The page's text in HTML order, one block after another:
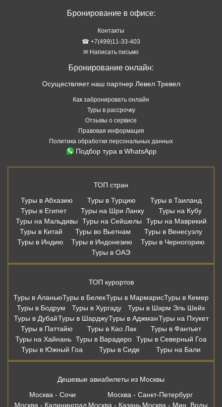
Бронирование в офисе:
Контакты
☎ +7(499)11-33-403
✉ Написать письмо
Бронирование онлайн:
Осуществляет наш партнер Левел Тревел
Как забронировать онлайн
Туры в рассрочку
Отзывы о сервисе
Правовая информация
Политика обработки персональных данных
Подбор тура в WhatsApp
ТОП стран
Туры в Абхазию
Туры в Турцию
Туры в Таиланд
Туры в Египет
Туры на Шри Ланку
Туры на Кубу
Туры на Мальдивы
Туры на Сейшелы
Туры на Маврикий
Туры в Китай
Туры во Вьетнам
Туры в Венесуэлу
Туры в Индию
Туры в Индонезию
Туры в Черногорию
Туры в ОАЭ
ТОП курортов
Туры в АланьюТуры в БелекТуры в МармарисТуры в Кемер
Туры в Бодрум
Туры в Хургаду
Туры в Шарм Эль Шейх
Туры в ДубайТуры в ШарджуТуры в АджманТуры на Пхукет
Туры в Паттайю
Туры в Као Лак
Туры в Фантьет
Туры на Хайнань Туры в Варадеро Туры в Северный Гоа
Туры в Южный Гоа
Туры в Сиде Туры на Бали
Дешевые авиабилеты из Москвы
Москва - Сочи
Москва - Санкт-Петербург
Москва - Калининград Москва - Казань Москва - Мин. Воды